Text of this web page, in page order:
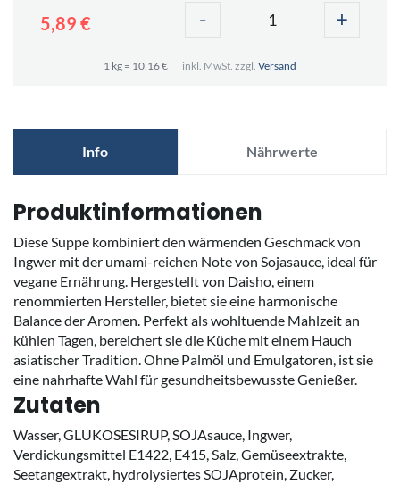
5,89 € - +
1 kg = 10,16 € inkl. MwSt. zzgl. Versand
Info Nährwerte
Produktinformationen
Diese Suppe kombiniert den wärmenden Geschmack von
Ingwer mit der umami-reichen Note von Sojasauce, ideal für
vegane Ernährung. Hergestellt von Daisho, einem
renommierten Hersteller, bietet sie eine harmonische
Balance der Aromen. Perfekt als wohltuende Mahlzeit an
kühlen Tagen, bereichert sie die Küche mit einem Hauch
asiatischer Tradition. Ohne Palmöl und Emulgatoren, ist sie
eine nahrhafte Wahl für gesundheitsbewusste Genießer.
Zutaten
Wasser, GLUKOSESIRUP, SOJAsauce, Ingwer,
Verdickungsmittel E1422, E415, Salz, Gemüseextrakte,
Seetangextrakt, hydrolysiertes SOJAprotein, Zucker,